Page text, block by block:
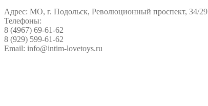
Адрес: МО, г. Подольск, Революционный проспект, 34/29
Телефоны:
8 (4967) 69-61-62
8 (929) 599-61-62
Email: info@intim-lovetoys.ru